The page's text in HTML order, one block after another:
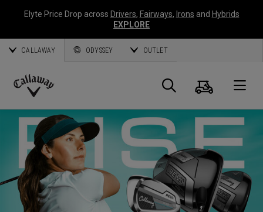
Elyte Price Drop across Drivers, Fairways, Irons and Hybrids
EXPLORE
CALLAWAY ODYSSEY OUTLET
Callaway
Panier